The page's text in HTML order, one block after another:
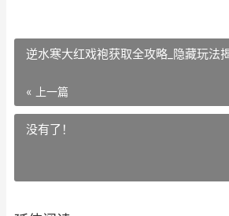
逆水寒大红戏袍获取全攻略_隐藏玩法
« 上一篇
没有了！